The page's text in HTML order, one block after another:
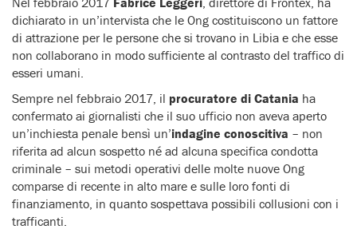
dichiarato in un’intervista che le Ong costituiscono un fattore
di attrazione per le persone che si trovano in Libia e che esse
non collaborano in modo sufficiente al contrasto del traffico di
esseri umani.
Sempre nel febbraio 2017, il procuratore di Catania ha
confermato ai giornalisti che il suo ufficio non aveva aperto
un’inchiesta penale bensì un’indagine conoscitiva – non
riferita ad alcun sospetto né ad alcuna specifica condotta
criminale – sui metodi operativi delle molte nuove Ong
comparse di recente in alto mare e sulle loro fonti di
finanziamento, in quanto sospettava possibili collusioni con i
trafficanti.